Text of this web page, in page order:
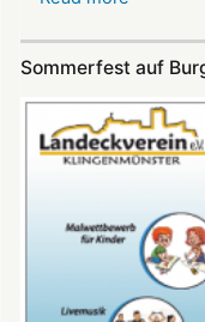
auf
Burg
Landeck
am
Juni
2026
ab
20:30
Sommerfest auf